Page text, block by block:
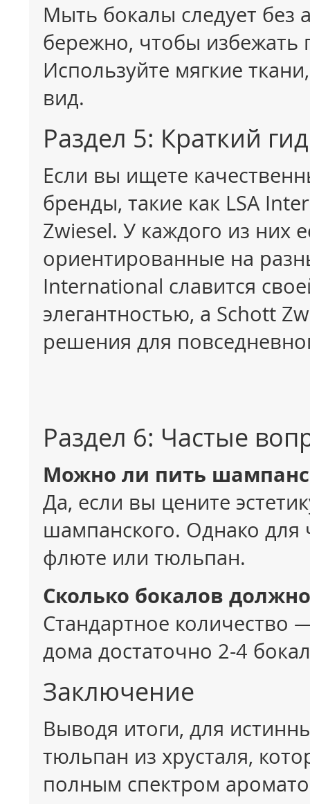
Мыть бокалы следует без
бережно, чтобы
Используйте мягкие
вид.
Раздел 5: Краткий
Если вы ищете
бренды, такие как LSA
Zwiesel. У каждого из них
ориентированные на
International славится
элегантностью, а Schott
решения для
Раздел 6: Частые
Можно ли пить
Да, если вы цените
шампанского. Однако для
флюте или тюльпан.
Сколько бокалов
Стандартное количество
дома достаточно 2-4
Заключение
Выводя итоги, для
тюльпан из хрусталя,
полным спектром